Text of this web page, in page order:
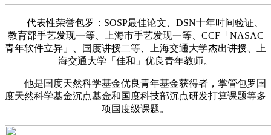
代表性荣誉包罗：SOSP最佳论文、DSN十年时间验证、
教育部手艺发现一等、上海市手艺发现一等、CCF「NASAC
青年软件立异」、国度讲授二等、上海交通大学杰出讲授、上
海交通大学「佳和」优良青年教师。
他是国度天然科学基金优良青年基金获得者，掌管包罗国
度天然科学基金沉点基金和国度科技部沉点研发打算课题等多
项国度级课题。